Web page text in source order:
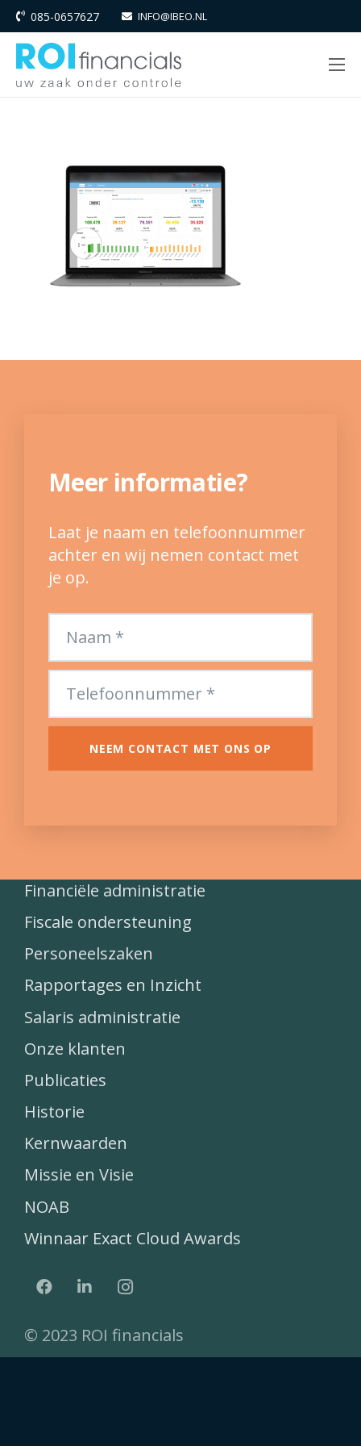
085-0657627 INFO@IBEO.NL
Meer informatie?
Laat je naam en telefoonnummer
achter en wij nemen contact met
je op.
NEEM CONTACT MET ONS OP
Financiële administratie
Fiscale ondersteuning
Personeelszaken
Rapportages en Inzicht
Salaris administratie
Onze klanten
Publicaties
Historie
Kernwaarden
Missie en Visie
NOAB
Winnaar Exact Cloud Awards
© 2023 ROI financials